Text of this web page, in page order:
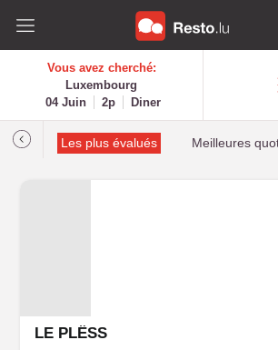
Vous avez cherché:
Luxembourg
04 Juin
2p Diner
Les plus évalués Meilleures
LE PLËSS